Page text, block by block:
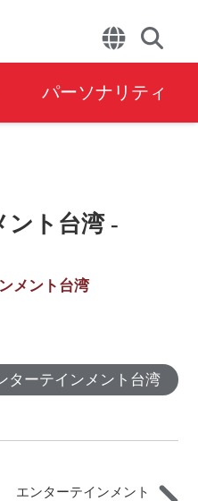
パーソナリティ
ント台湾 -
メント台湾
ターテインメント台湾
エンターテインメント